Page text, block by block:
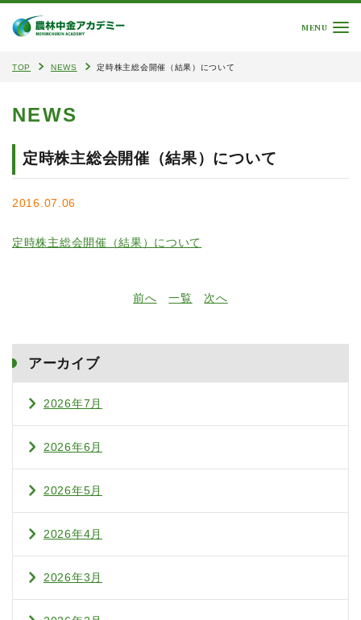
MENU
TOP NEWS 定時株主総会開催（結果）について
NEWS
定時株主総会開催（結果）について
2016.07.06
定時株主総会開催（結果）について
前へ 一覧 次へ
アーカイブ
2026年7月
2026年6月
2026年5月
2026年4月
2026年3月